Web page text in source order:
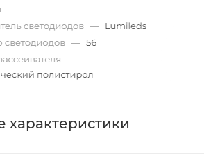
характеристики